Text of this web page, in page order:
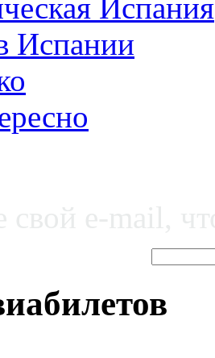
Испания
Испании